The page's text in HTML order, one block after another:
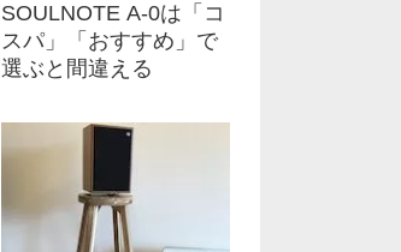
SOULNOTE A-0は「コ
スパ」「おすすめ」で
選ぶと間違える